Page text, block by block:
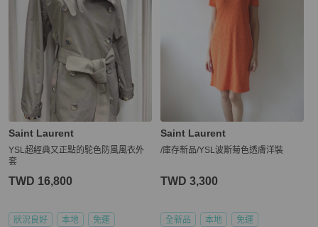
Saint Laurent
YSL超經典又正點的駝色防風風衣外
套
TWD 16,800
狀況良好 本地 免運
Saint Laurent
/庫存新品/YSL波斯菊色透膚洋裝
TWD 3,300
全新品 本地 免運